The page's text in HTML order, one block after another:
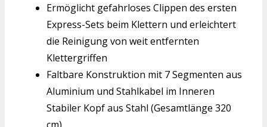
Ermöglicht gefahrloses Clippen des ersten
Express-Sets beim Klettern und erleichtert
die Reinigung von weit entfernten
Klettergriffen
Faltbare Konstruktion mit 7 Segmenten aus
Aluminium und Stahlkabel im Inneren
Stabiler Kopf aus Stahl (Gesamtlänge 320